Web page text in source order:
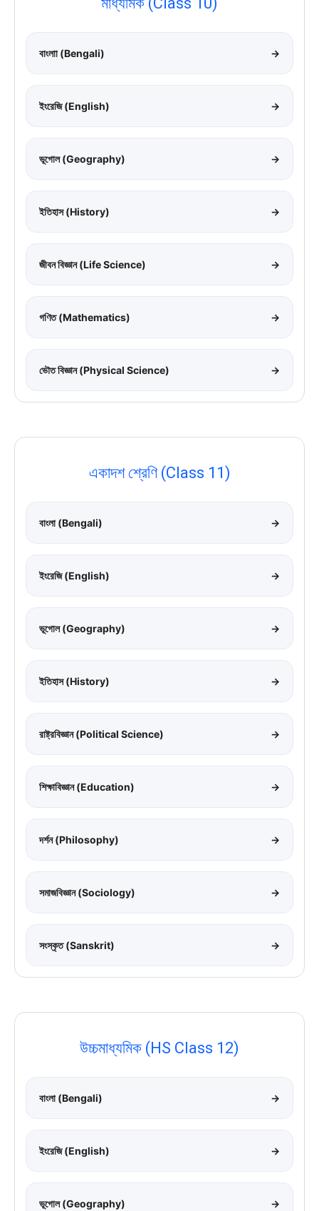
বাংলাা (Bengali) →
ইংরেজি (English) →
ভূগোল (Geography) →
ইতিহাস (History) →
জীবন বিজ্ঞান (Life Science) →
গণিত (Mathematics) →
ভৌত বিজ্ঞান (Physical Science) →
একাদশ শ্রেণি (Class 11)
বাংলা (Bengali) →
ইংরেজি (English) →
ভূগোল (Geography) →
ইতিহাস (History) →
রাষ্ট্রবিজ্ঞান (Political Science) →
শিক্ষাবিজ্ঞান (Education) →
দর্শন (Philosophy) →
সমাজবিজ্ঞান (Sociology) →
সংস্কৃত (Sanskrit) →
উচ্চমাধ্যমিক (HS Class 12)
বাংলা (Bengali) →
ইংরেজি (English) →
ভূগোল (Geography) →